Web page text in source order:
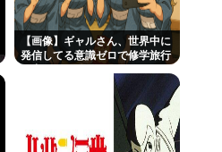
職の親戚が説教してくるの
調査報告書を公開。 偽警察、
出勤200時間越、孤立…。やば
【画像】ギャルさん、世界中に
発信してる意識ゼロで修学旅行
ｗ 【Pickup08082952】